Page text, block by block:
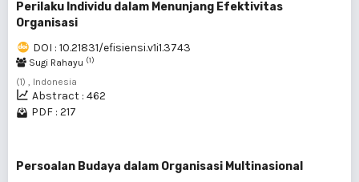
Perilaku Individu dalam Menunjang Efektivitas
Organisasi
DOI : 10.21831/efisiensi.v1i1.3743
Sugi Rahayu (1)
(1) , Indonesia
Abstract : 462
PDF : 217
Persoalan Budaya dalam Organisasi Multinasional